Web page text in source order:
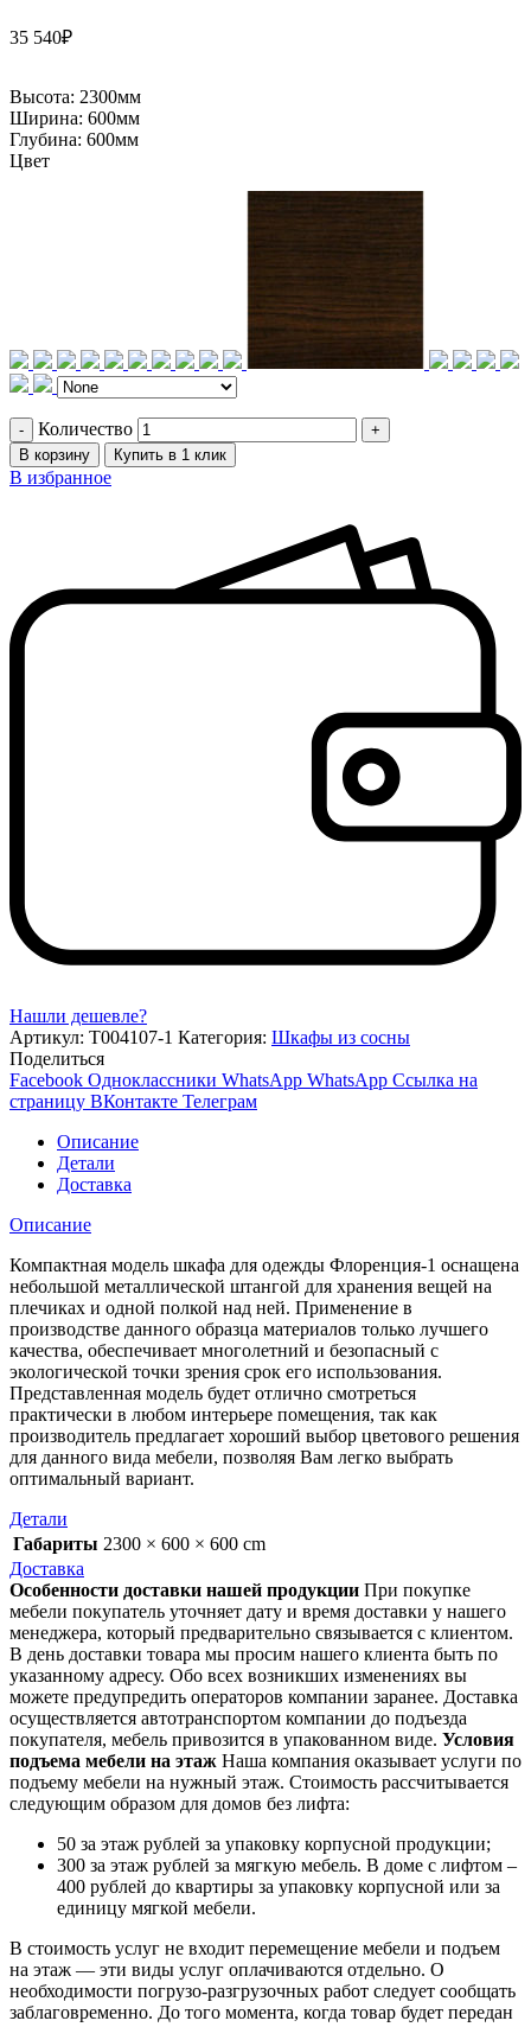
35 540₽
Высота: 2300мм
Ширина: 600мм
Глубина: 600мм
Цвет
Количество
В корзину Купить в 1 клик
В избранное
Нашли дешевле?
Артикул: Т004107-1 Категория: Шкафы из сосны
Поделиться
Facebook Одноклассники WhatsApp WhatsApp Ссылка на
страницу ВКонтакте Телеграм
Описание
Детали
Доставка
Описание
Компактная модель шкафа для одежды Флоренция-1 оснащена
небольшой металлической штангой для хранения вещей на
плечиках и одной полкой над ней. Применение в
производстве данного образца материалов только лучшего
качества, обеспечивает многолетний и безопасный с
экологической точки зрения срок его использования.
Представленная модель будет отлично смотреться
практически в любом интерьере помещения, так как
производитель предлагает хороший выбор цветового решения
для данного вида мебели, позволяя Вам легко выбрать
оптимальный вариант.
Детали
Габариты 2300 × 600 × 600 cm
Доставка
Особенности доставки нашей продукции При покупке
мебели покупатель уточняет дату и время доставки у нашего
менеджера, который предварительно связывается с клиентом.
В день доставки товара мы просим нашего клиента быть по
указанному адресу. Обо всех возникших изменениях вы
можете предупредить операторов компании заранее. Доставка
осуществляется автотранспортом компании до подъезда
покупателя, мебель привозится в упакованном виде. Условия
подъема мебели на этаж Наша компания оказывает услуги по
подъему мебели на нужный этаж. Стоимость рассчитывается
следующим образом для домов без лифта:
50 за этаж рублей за упаковку корпусной продукции;
300 за этаж рублей за мягкую мебель. В доме с лифтом –
400 рублей до квартиры за упаковку корпусной или за
единицу мягкой мебели.
В стоимость услуг не входит перемещение мебели и подъем
на этаж — эти виды услуг оплачиваются отдельно. О
необходимости погрузо-разгрузочных работ следует сообщать
заблаговременно. До того момента, когда товар будет передан